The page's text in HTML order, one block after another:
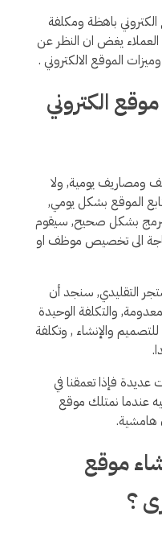
باهظة ومكلفة
يغض ان النظر عن
الموقع الالكتروني .
الكتروني
ومصاريف يومية, ولا
الموقع بشكل يومي,
بشكل صحيح, سيقوم
الى تخصيص موظف او
التقليدي, سنجد أن
والتكلفة الوحيدة
للتصميم والإنشاء , وتكلفة
عديدة فإذا تعمقنا في
عندما نمتلك موقع
هامشية.
موقع
؟